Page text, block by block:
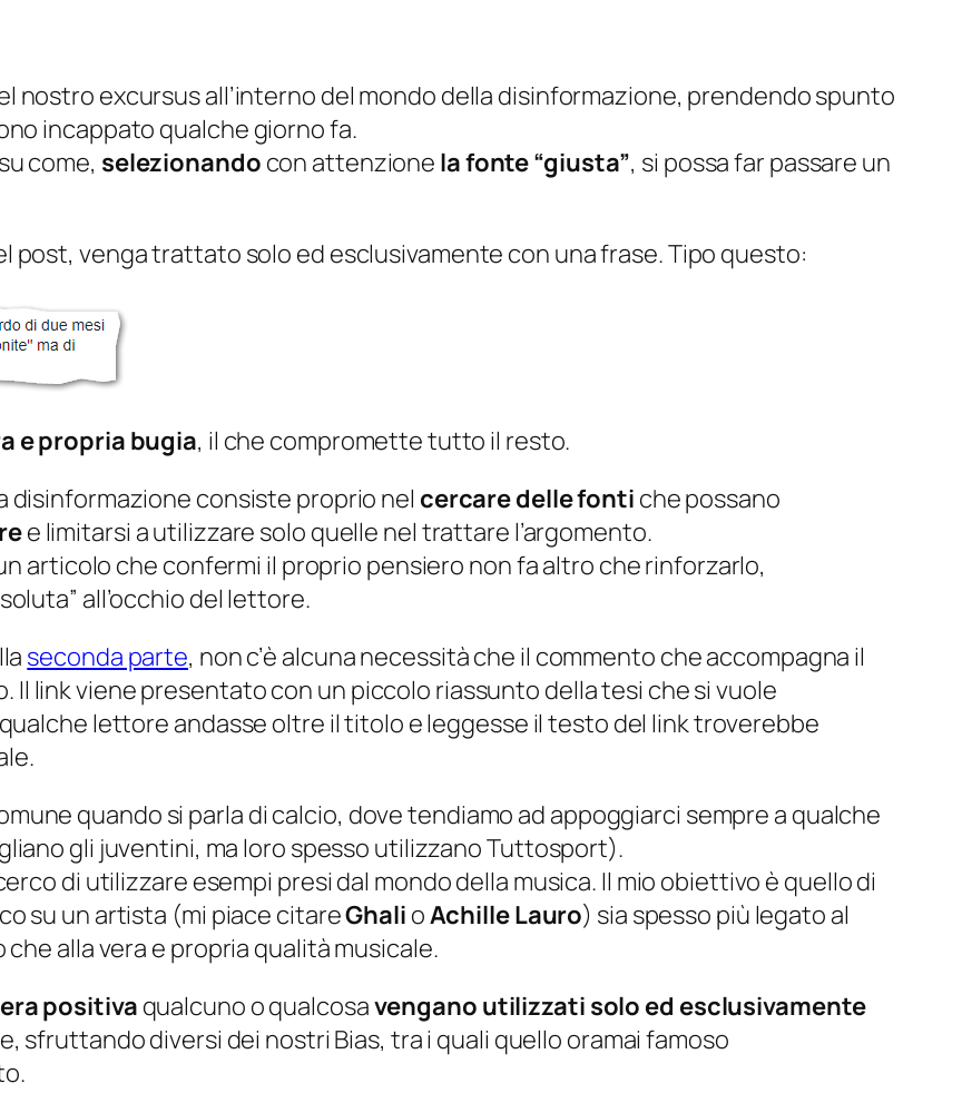
nostro excursus all’interno del mondo della disinformazione, prendendo spunto
incappato qualche giorno fa.
come, selezionando con attenzione la fonte “giusta”, si possa far passare un
post, venga trattato solo ed esclusivamente con una frase. Tipo questo:
e propria bugia, il che compromette tutto il resto.
disinformazione consiste proprio nel cercare delle fonti che possano
e limitarsi a utilizzare solo quelle nel trattare l’argomento.
articolo che confermi il proprio pensiero non fa altro che rinforzarlo,
” all’occhio del lettore.
seconda parte, non c’è alcuna necessità che il commento che accompagna il
link viene presentato con un piccolo riassunto della tesi che si vuole
lettore andasse oltre il titolo e leggesse il testo del link troverebbe
quando si parla di calcio, dove tendiamo ad appoggiarci sempre a qualche
gli juventini, ma loro spesso utilizzano Tuttosport).
di utilizzare esempi presi dal mondo della musica. Il mio obiettivo è quello di
su un artista (mi piace citareGhali oAchille Lauro) sia spesso più legato al
alla vera e propria qualità musicale.
positiva qualcuno o qualcosavengano utilizzati solo ed esclusivamente
sfruttando diversi dei nostri Bias, tra i quali quello oramai famoso